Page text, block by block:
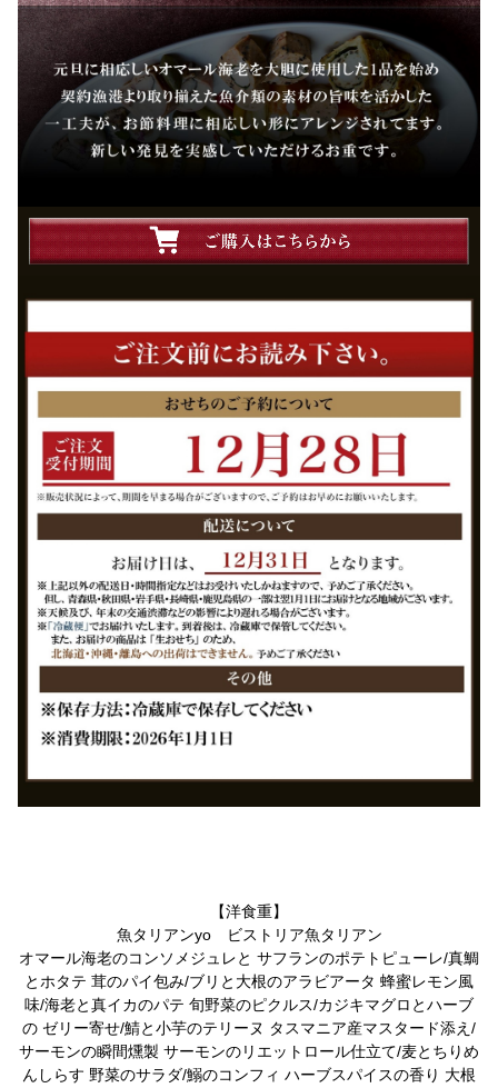
【洋食重】
魚タリアンyo ビストリア魚タリアン
オマール海老のコンソメジュレと サフランのポテトピューレ/真鯛
とホタテ 茸のパイ包み/ブリと大根のアラビアータ 蜂蜜レモン風
味/海老と真イカのパテ 旬野菜のピクルス/カジキマグロとハーブ
の ゼリー寄せ/鯖と小芋のテリーヌ タスマニア産マスタード添え/
サーモンの瞬間燻製 サーモンのリエットロール仕立て/麦とちりめ
んしらす 野菜のサラダ/鰯のコンフィ ハーブスパイスの香り 大根